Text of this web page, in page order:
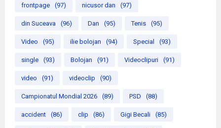
frontpage (97) nicusor dan (97)
din Suceava (96) Dan (95) Tenis (95)
Video (95) ilie bolojan (94) Special (93)
single (93) Bolojan (91) Videoclipuri (91)
video (91) videoclip (90)
Campionatul Mondial 2026 (89) PSD (88)
accident (86) clip (86) Gigi Becali (85)